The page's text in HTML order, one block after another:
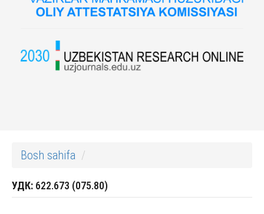
Bosh sahifa
УДК: 622.673 (075.80)